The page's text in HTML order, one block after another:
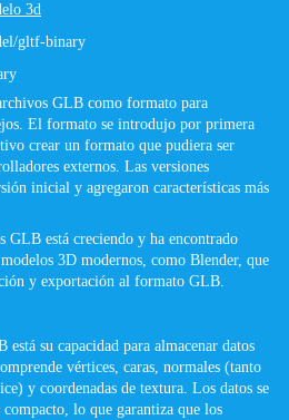
3d
gltf-binary
GLB como formato para
El formato se introdujo por primera
crear un formato que pudiera ser
externos. Las versiones
inicial y agregaron características más
está creciendo y ha encontrado
3D modernos, como Blender, que
y exportación al formato GLB.
su capacidad para almacenar datos
vértices, caras, normales (tanto
y coordenadas de textura. Los datos se
lo que garantiza que los